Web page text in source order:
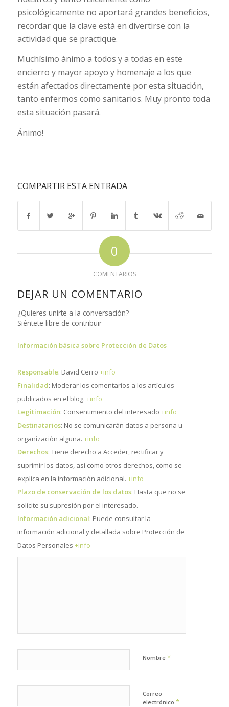
psicológicamente no aportará grandes beneficios,
recordar que la clave está en divertirse con la
actividad que se practique.
Muchísimo ánimo a todos y a todas en este
encierro y mayor apoyo y homenaje a los que
están afectados directamente por esta situación,
tanto enfermos como sanitarios. Muy pronto toda
esta situación pasará.
Ánimo!
COMPARTIR ESTA ENTRADA
0
COMENTARIOS
DEJAR UN COMENTARIO
¿Quieres unirte a la conversación?
Siéntete libre de contribuir
Información básica sobre Protección de Datos
Responsable: David Cerro +info
Finalidad: Moderar los comentarios a los artículos
publicados en el blog. +info
Legitimación: Consentimiento del interesado +info
Destinatarios: No se comunicarán datos a persona u
organización alguna. +info
Derechos: Tiene derecho a Acceder, rectificar y
suprimir los datos, así como otros derechos, como se
explica en la información adicional. +info
Plazo de conservación de los datos: Hasta que no se
solicite su supresión por el interesado.
Información adicional: Puede consultar la
información adicional y detallada sobre Protección de
Datos Personales +info
Nombre *
Correo
electrónico *